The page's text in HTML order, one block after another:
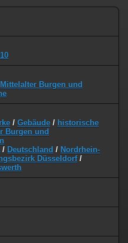
Mittelalter Burgen und
/ Gebäude / historische
Burgen und
/ Deutschland / Nordrhein-
Düsseldorf/